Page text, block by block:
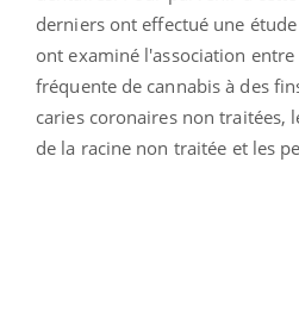
derniers ont effectué une
ont examiné l'association
fréquente de cannabis à des
caries coronaires non traitées,
de la racine non traitée et les